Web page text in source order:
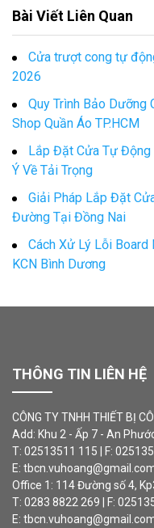
Bài Viết Liên Quan
Cửa trượt cong tự
2026
Quy Trình Bảo Dưỡng
Shop Quần Áo TP.HCM
Lắp Đặt Cửa Tự Động
Ý Về Tải Trọng
Giải Pháp Lắp Đặt
Đường Tại Đồng Nai
Cách Xử Lý Lỗi
KCN Bình Dương
THÔNG TIN LIÊN HỆ
CÔNG TY TNHH THIẾT BỊ
Add: Khu 2 - Ấp 7 - An
T: 02513511 115 | F:
E:
Office 1: 114 Đường số 4,
T: 0283 8822 269 | F:
E: